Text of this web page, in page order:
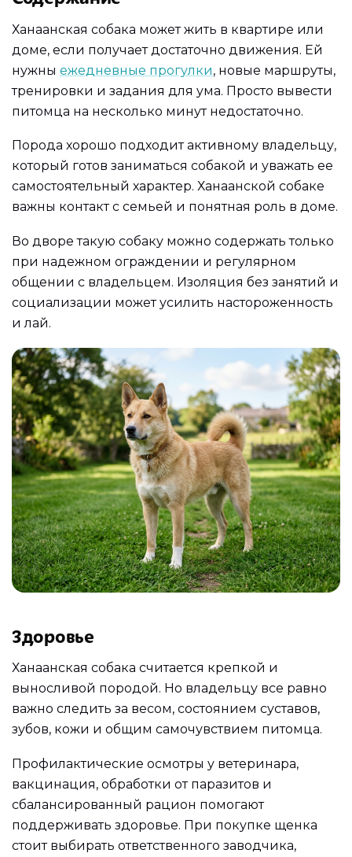
Ханаанская собака может жить в квартире или
доме, если получает достаточно движения. Ей
нужны ежедневные прогулки, новые маршруты,
тренировки и задания для ума. Просто вывести
питомца на несколько минут недостаточно.
Порода хорошо подходит активному владельцу,
который готов заниматься собакой и уважать ее
самостоятельный характер. Ханаанской собаке
важны контакт с семьей и понятная роль в доме.
Во дворе такую собаку можно содержать только
при надежном ограждении и регулярном
общении с владельцем. Изоляция без занятий и
социализации может усилить настороженность
и лай.
Здоровье
Ханаанская собака считается крепкой и
выносливой породой. Но владельцу все равно
важно следить за весом, состоянием суставов,
зубов, кожи и общим самочувствием питомца.
Профилактические осмотры у ветеринара,
вакцинация, обработки от паразитов и
сбалансированный рацион помогают
поддерживать здоровье. При покупке щенка
стоит выбирать ответственного заводчика,